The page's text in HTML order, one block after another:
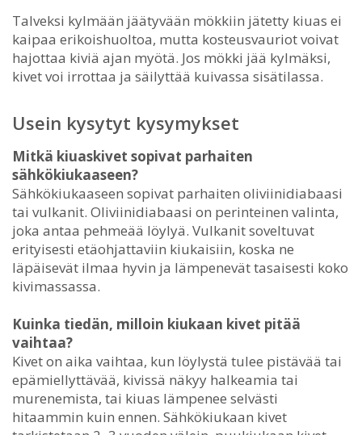
Talveksi kylmään jäätyvään mökkiin jätetty kiuas ei
kaipaa erikoishuoltoa, mutta kosteusvauriot voivat
hajottaa kiviä ajan myötä. Jos mökki jää kylmäksi,
kivet voi irrottaa ja säilyttää kuivassa sisätilassa.
Usein kysytyt kysymykset
Mitkä kiuaskivet sopivat parhaiten
sähkökiukaaseen?
Sähkökiukaaseen sopivat parhaiten oliviinidiabaasi
tai vulkanit. Oliviinidiabaasi on perinteinen valinta,
joka antaa pehmeää löylyä. Vulkanit soveltuvat
erityisesti etäohjattaviin kiukaisiin, koska ne
läpäisevät ilmaa hyvin ja lämpenevät tasaisesti koko
kivimassassa.
Kuinka tiedän, milloin kiukaan kivet pitää
vaihtaa?
Kivet on aika vaihtaa, kun löylystä tulee pistävää tai
epämiellyttävää, kivissä näkyy halkeamia tai
murenemista, tai kiuas lämpenee selvästi
hitaammin kuin ennen. Sähkökiukaan kivet